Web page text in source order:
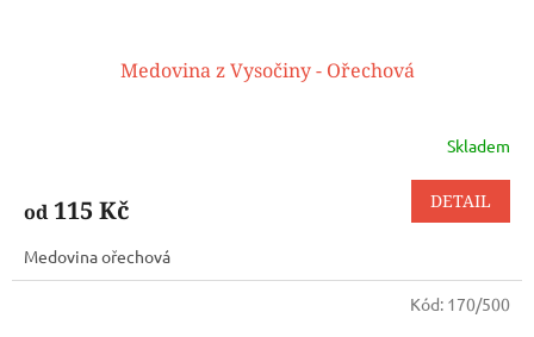
Medovina z Vysočiny - Ořechová
Skladem
od115 Kč DETAIL
Medovina ořechová
Kód: 170/500